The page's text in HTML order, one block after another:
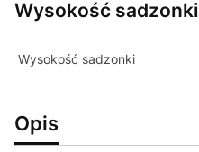
Wysokość sadzonki
Wysokość sadzonki
Opis